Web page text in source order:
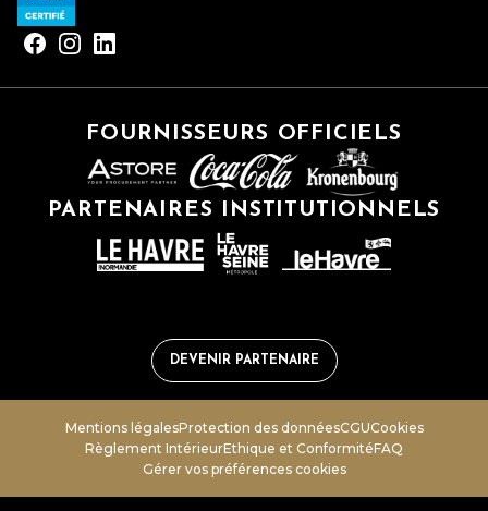
FOURNISSEURS OFFICIELS
PARTENAIRES INSTITUTIONNELS
DEVENIR PARTENAIRE
Mentions légalesProtection des donnéesCGUCookies
Règlement IntérieurEthique et ConformitéFAQ
Gérer vos préférences cookies